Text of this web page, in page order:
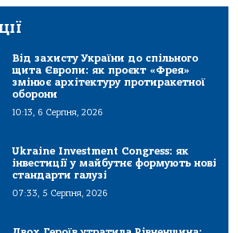
Від захисту України до спільного
щита Європи: як проєкт «Фрея»
змінює архітектуру протиракетної
оборони
10:13, 6 Серпня, 2026
Ukraine Investment Congress: як
інвестиції у майбутнє формують нові
стандарти галузі
07:33, 5 Серпня, 2026